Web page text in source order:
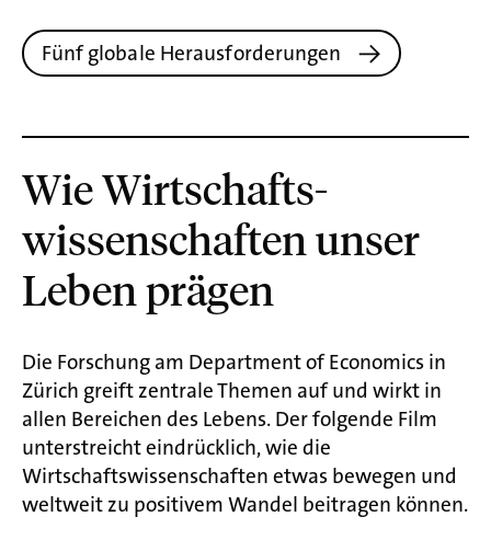
Fünf globale Herausforderungen
Wie Wirtschafts­
wissenschaften unser
Leben prägen
Die Forschung am Department of Economics in
Zürich greift zentrale Themen auf und wirkt in
allen Bereichen des Lebens. Der folgende Film
unterstreicht eindrücklich, wie die
Wirtschaftswissenschaften etwas bewegen und
weltweit zu positivem Wandel beitragen können.